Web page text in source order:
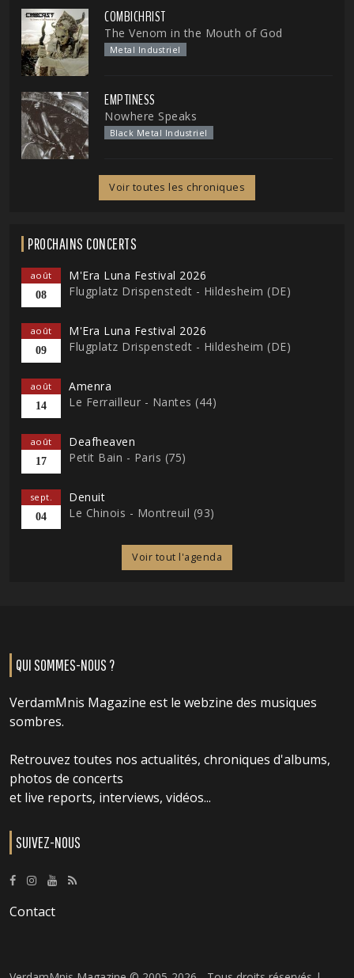
COMBICHRIST
The Venom in the Mouth of God
Metal Industriel
EMPTINESS
Nowhere Speaks
Black Metal Industriel
Voir toutes les chroniques
PROCHAINS CONCERTS
août
08
M'Era Luna Festival 2026
Flugplatz Drispenstedt - Hildesheim (DE)
août
09
M'Era Luna Festival 2026
Flugplatz Drispenstedt - Hildesheim (DE)
août
14
Amenra
Le Ferrailleur - Nantes (44)
août
17
Deafheaven
Petit Bain - Paris (75)
sept.
04
Denuit
Le Chinois - Montreuil (93)
Voir tout l'agenda
QUI SOMMES-NOUS ?
VerdamMnis Magazine est le webzine des musiques
sombres.
Retrouvez toutes nos actualités, chroniques d'albums,
photos de concerts
et live reports, interviews, vidéos...
SUIVEZ-NOUS
Contact